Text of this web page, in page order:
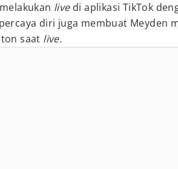
live di aplikasi TikTok
diri juga membuat Meyden
saat live.